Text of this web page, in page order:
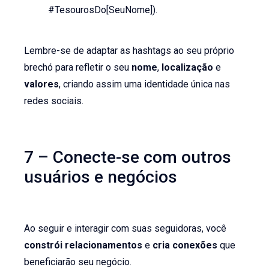
#TesourosDo[SeuNome]).
Lembre-se de adaptar as hashtags ao seu próprio
brechó para refletir o seu nome, localizaçãoe
valores, criando assim uma identidade única nas
redes sociais.
7 – Conecte-se com outros
usuários e negócios
Ao seguir e interagir com suas seguidoras, você
constrói relacionamentos e cria conexões que
beneficiarão seu negócio.